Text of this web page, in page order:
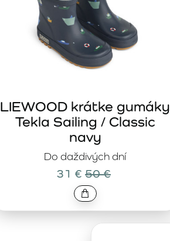
Do daždivých dní
LIEWOOD krátke gumáky
Tekla Sailing / Classic
navy
31 € 50 €